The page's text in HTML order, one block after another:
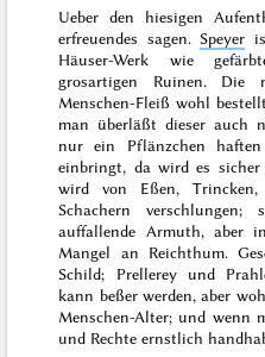
Ueber den hiesigen
erfreuendes sagen.Speyer
Häuser-Werk wie
grosartigen Ruinen. Die
Menschen-Fleiß wohl
man überläßt dieser auch
nur ein Pflänzchen
einbringt, da wird es sicher
wird von Eßen,
Schachern
auffallende Armuth, aber
Mangel an Reichthum.
Schild; Prellerey und
kann beßer werden, aber
Menschen-Alter; und wenn
und Rechte ernstlich